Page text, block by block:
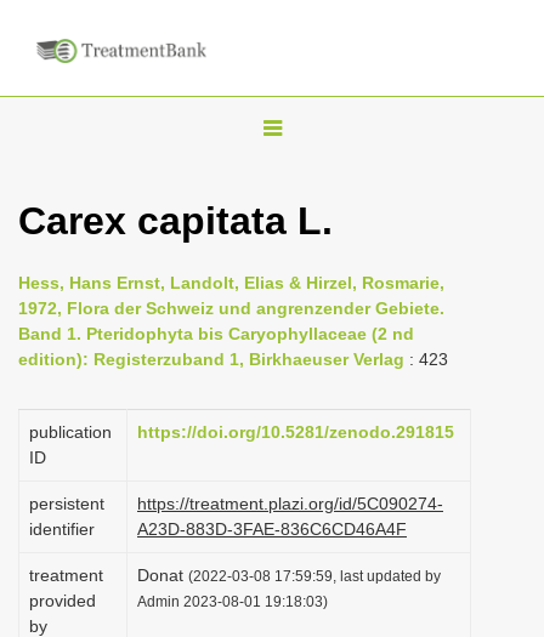
T
g
n
a
i
a
t
i
o
Carex capitata L.
Hess, Hans Ernst, Landolt, Elias & Hirzel, Rosmarie,
1972, Flora der Schweiz und angrenzender Gebiete.
Band 1. Pteridophyta bis Caryophyllaceae (2 nd
edition): Registerzuband 1, Birkhaeuser Verlag : 423
publication
ID
https://doi.org/10.5281/zenodo.291815
persistent
identifier
https://treatment.plazi.org/id/5C090274-
A23D-883D-3FAE-836C6CD46A4F
treatment
provided
by
Donat (2022-03-08 17:59:59, last updated by
Admin 2023-08-01 19:18:03)